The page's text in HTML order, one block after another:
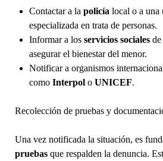
Contactar a la policía local o a una
especializada en trata de personas.
Informar a los servicios socialesde
asegurar el bienestar del menor.
Notificar a organismos
como Interpolo UNICEF.
Recolección de pruebas y
Una vez notificada la situación, es
pruebasque respalden la denuncia.